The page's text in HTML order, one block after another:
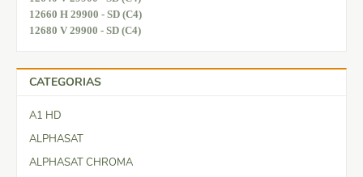
12660 H 29900 - SD (C4)
12680 V 29900 - SD (C4)
CATEGORIAS
A1 HD
ALPHASAT
ALPHASAT CHROMA